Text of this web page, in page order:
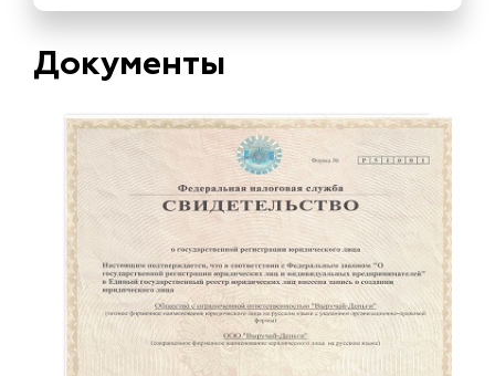
Документы